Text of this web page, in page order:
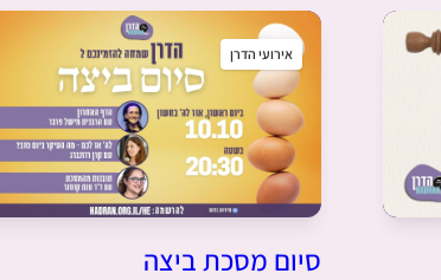
אירועי הדרן
סיום מסכת ביצה